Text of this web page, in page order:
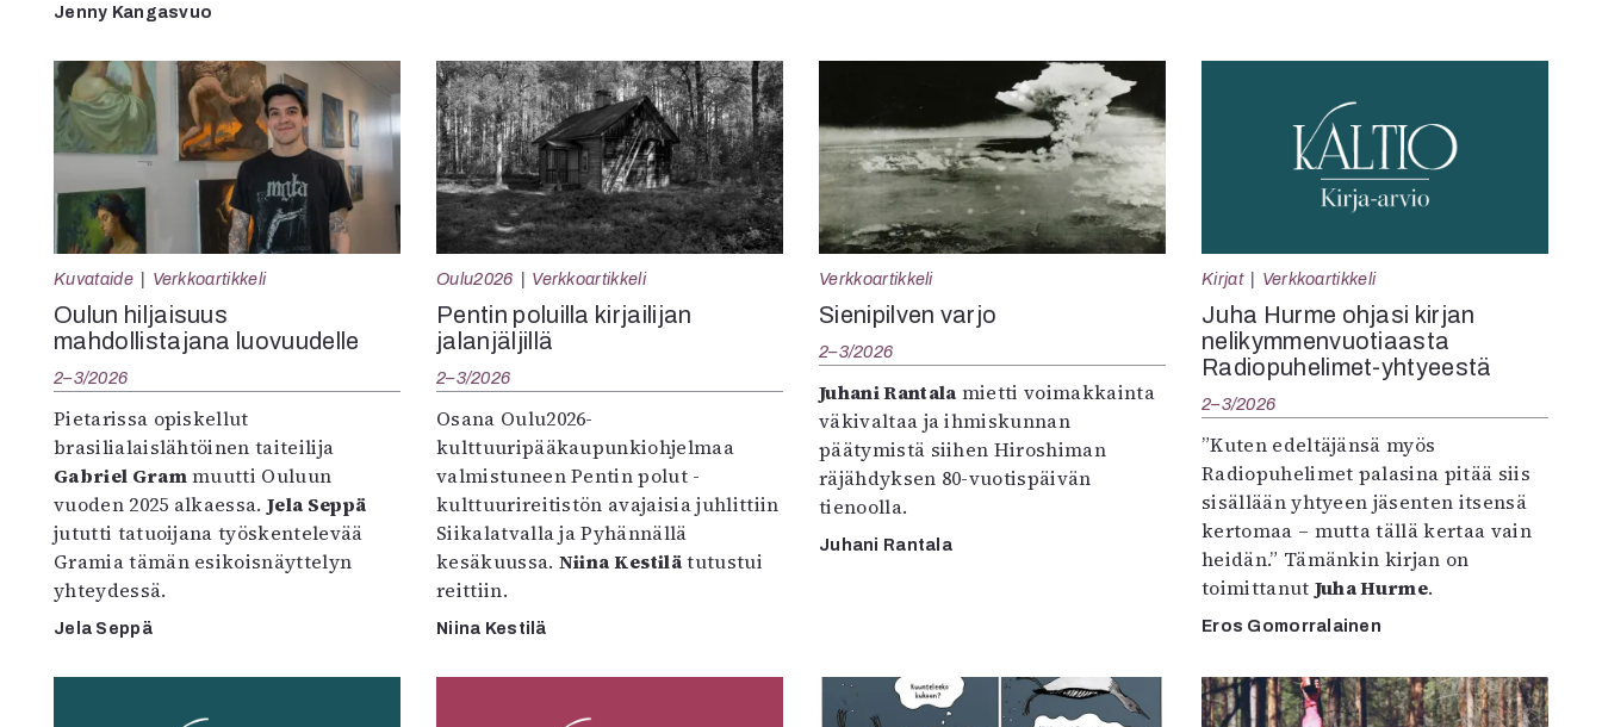
Jenny Kangasvuo
Kuvataide Verkkoartikkeli
Oulun hiljaisuus
mahdollistajana luovuudelle
2–3/2026
Pietarissa opiskellut
brasilialaislähtöinen taiteilija
Gabriel Grammuutti Ouluun
vuoden 2025 alkaessa.Jela Seppä
jututti tatuoijana työskentelevää
Gramia tämän esikoisnäyttelyn
yhteydessä.
Jela Seppä
Oulu2026 Verkkoartikkeli
Pentin poluilla kirjailijan
jalanjäljillä
2–3/2026
Osana Oulu2026-
kulttuuripääkaupunkiohjelmaa
valmistuneen Pentin polut -
kulttuurireitistön avajaisia juhlittiin
Siikalatvalla ja Pyhännällä
kesäkuussa. Niina Kestilätutustui
reittiin.
Niina Kestilä
Verkkoartikkeli
Sienipilven varjo
2–3/2026
Juhani Rantala mietti voimakkainta
väkivaltaa ja ihmiskunnan
päätymistä siihen Hiroshiman
räjähdyksen 80-vuotispäivän
tienoolla.
Juhani Rantala
Kirjat Verkkoartikkeli
Juha Hurme ohjasi kirjan
nelikymmenvuotiaasta
Radiopuhelimet-yhtyeestä
2–3/2026
”Kuten edeltäjänsä myös
Radiopuhelimet palasina pitää siis
sisällään yhtyeen jäsenten itsensä
kertomaa – mutta tällä kertaa vain
heidän.” Tämänkin kirjan on
toimittanut Juha Hurme.
Eros Gomorralainen